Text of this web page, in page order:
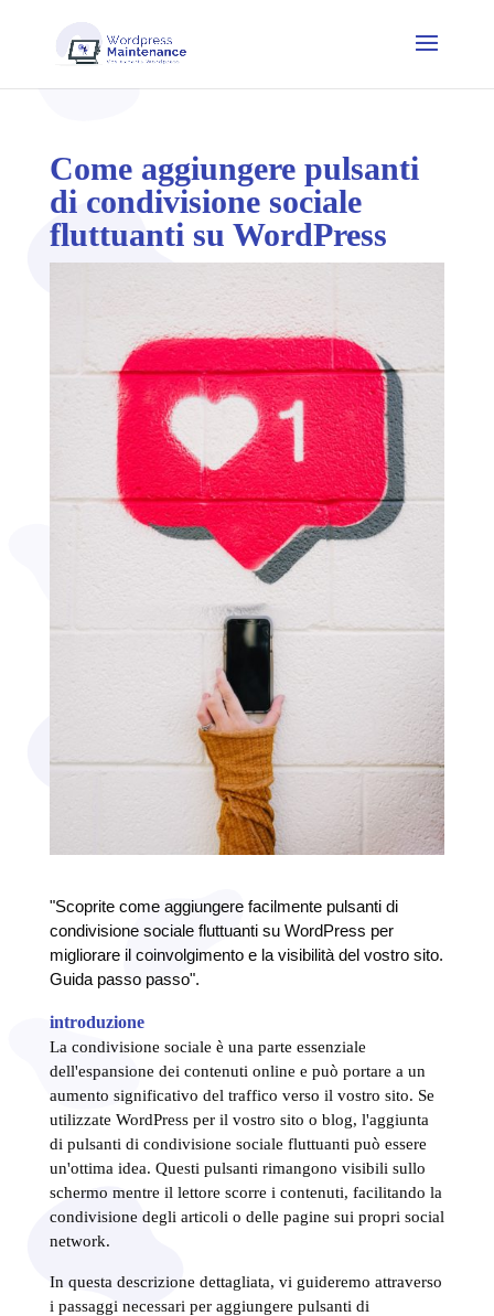
Come aggiungere pulsanti
di condivisione sociale
fluttuanti su WordPress
"Scoprite come aggiungere facilmente pulsanti di
condivisione sociale fluttuanti su WordPress per
migliorare il coinvolgimento e la visibilità del vostro sito.
Guida passo passo".
introduzione
La condivisione sociale è una parte essenziale
dell'espansione dei contenuti online e può portare a un
aumento significativo del traffico verso il vostro sito. Se
utilizzate WordPress per il vostro sito o blog, l'aggiunta
di pulsanti di condivisione sociale fluttuanti può essere
un'ottima idea. Questi pulsanti rimangono visibili sullo
schermo mentre il lettore scorre i contenuti, facilitando la
condivisione degli articoli o delle pagine sui propri social
network.
In questa descrizione dettagliata, vi guideremo attraverso
i passaggi necessari per aggiungere pulsanti di